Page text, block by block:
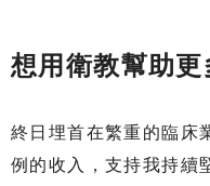
想用衛教幫助更
終日埋首在繁重的臨床
例的收入，支持我持續